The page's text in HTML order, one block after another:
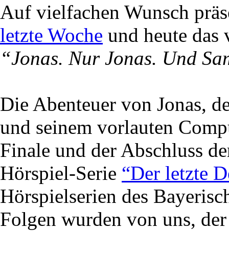
Auf vielfachen Wunsch
letzte Woche und heute
“Jonas. Nur Jonas. Und
Die Abenteuer von Jonas,
und seinem vorlauten
Finale und der Abschluss
Hörspiel-Serie “Der letzte
Hörspielserien des
Folgen wurden von uns,